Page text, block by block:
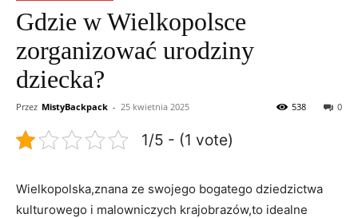
Gdzie w Wielkopolsce
zorganizować urodziny
dziecka?
Przez MistyBackpack - 25 kwietnia 2025 0
538
1/5 - (1 vote)
Wielkopolska,znana ze swojego bogatego dziedzictwa
kulturowego i ⁢malowniczych⁣ krajobrazów,to idealne